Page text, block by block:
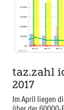
taz.zahl
2017
Im April liegen